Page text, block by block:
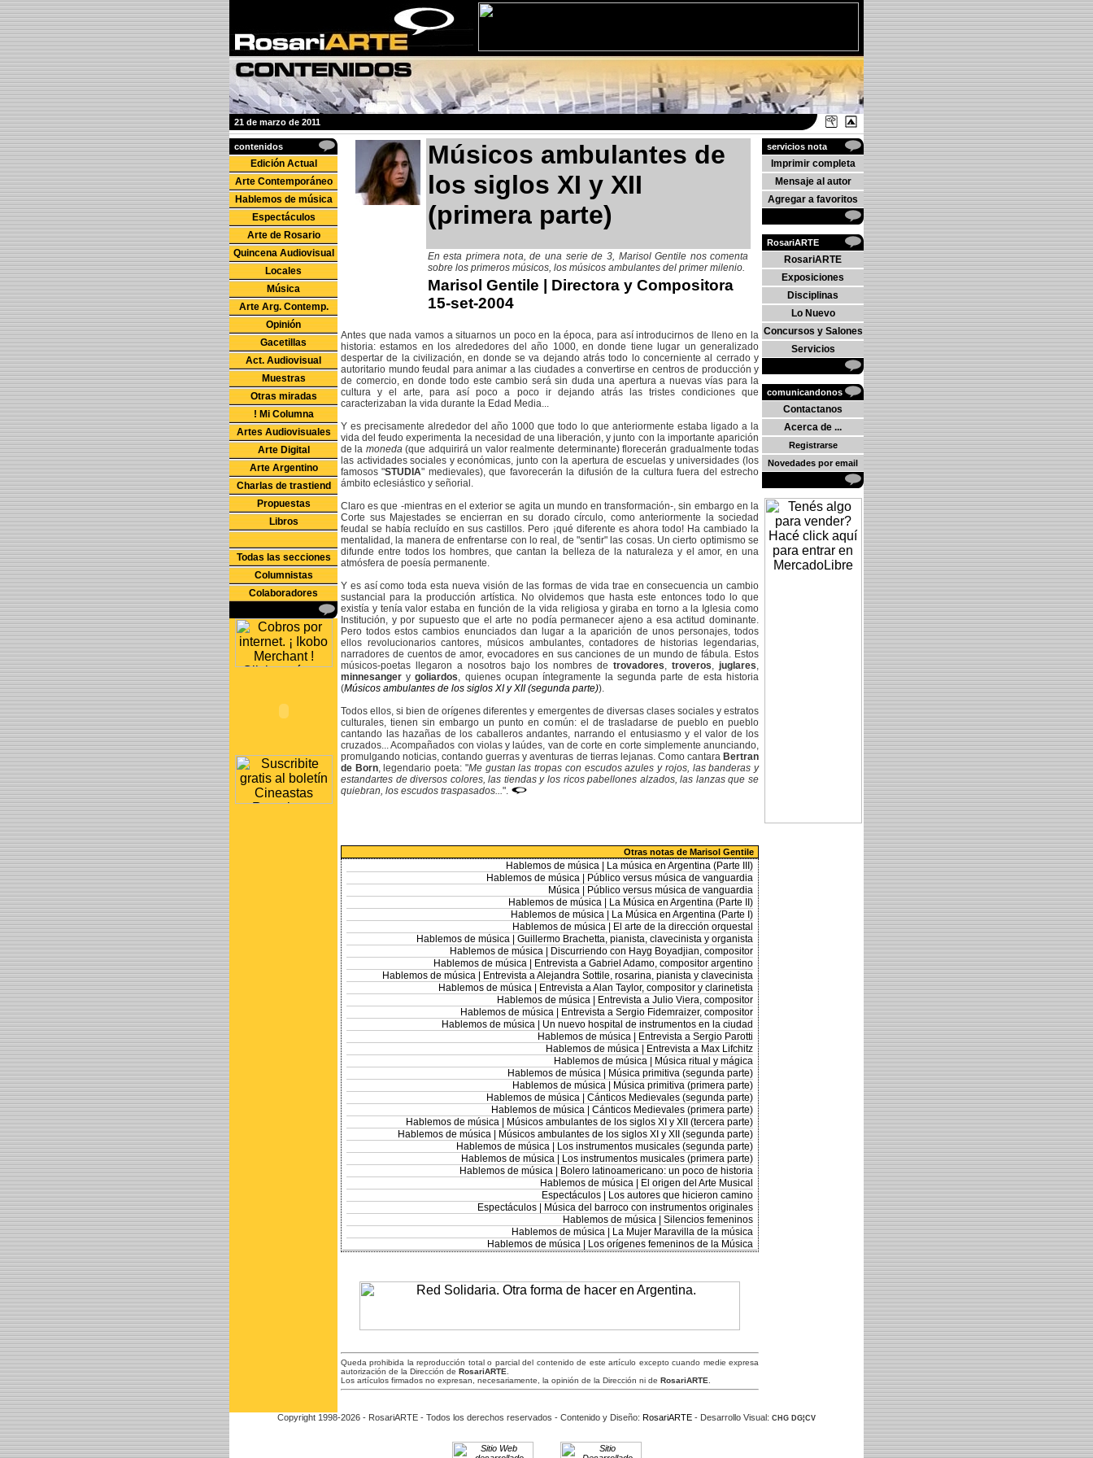
21 de marzo de 2011
contenidos
Edición Actual
Arte Contemporáneo
Hablemos de música
Espectáculos
Arte de Rosario
Quincena Audiovisual
Locales
Música
Arte Arg. Contemp.
Opinión
Gacetillas
Act. Audiovisual
Muestras
Otras miradas
! Mi Columna
Artes Audiovisuales
Arte Digital
Arte Argentino
Charlas de trastiend
Propuestas
Libros
Todas las secciones
Columnistas
Colaboradores
Músicos ambulantes de
los siglos XI y XII
(primera parte)
En esta primera nota, de una serie de 3, Marisol Gentile nos comenta
sobre los primeros músicos, los músicos ambulantes del primer milenio.
Marisol Gentile | Directora y Compositora
15-set-2004
Antes que nada vamos a situarnos un poco en la época, para así introducirnos de lleno en la
historia: estamos en los alrededores del año 1000, en donde tiene lugar un generalizado
despertar de la civilización, en donde se va dejando atrás todo lo concerniente al cerrado y
autoritario mundo feudal para animar a las ciudades a convertirse en centros de producción y
de comercio, en donde todo este cambio será sin duda una apertura a nuevas vías para la
cultura y el arte, para así poco a poco ir dejando atrás las tristes condiciones que
caracterizaban la vida durante la Edad Media...
Y es precisamente alrededor del año 1000 que todo lo que anteriormente estaba ligado a la
vida del feudo experimenta la necesidad de una liberación, y junto con la importante aparición
de la moneda(que adquirirá un valor realmente determinante) florecerán gradualmente todas
las actividades sociales y económicas, junto con la apertura de escuelas y universidades (los
famosos "STUDIA" medievales), que favorecerán la difusión de la cultura fuera del estrecho
ámbito eclesiástico y señorial.
Claro es que -mientras en el exterior se agita un mundo en transformación-, sin embargo en la
Corte sus Majestades se encierran en su dorado círculo, como anteriormente la sociedad
feudal se había recluído en sus castillos. Pero ¡qué diferente es ahora todo! Ha cambiado la
mentalidad, la manera de enfrentarse con lo real, de "sentir" las cosas. Un cierto optimismo se
difunde entre todos los hombres, que cantan la belleza de la naturaleza y el amor, en una
atmósfera de poesía permanente.
Y es así como toda esta nueva visión de las formas de vida trae en consecuencia un cambio
sustancial para la producción artística. No olvidemos que hasta este entonces todo lo que
existía y tenía valor estaba en función de la vida religiosa y giraba en torno a la Iglesia como
Institución, y por supuesto que el arte no podía permanecer ajeno a esa actitud dominante.
Pero todos estos cambios enunciados dan lugar a la aparición de unos personajes, todos
ellos revolucionarios cantores, músicos ambulantes, contadores de historias legendarias,
narradores de cuentos de amor, evocadores en sus canciones de un mundo de fábula. Estos
músicos-poetas llegaron a nosotros bajo los nombres de trovadores, troveros, juglares,
minnesanger ygoliardos, quienes ocupan íntegramente la segunda parte de esta historia
(Músicos ambulantes de los siglos XI y XII (segunda parte)).
Todos ellos, si bien de orígenes diferentes y emergentes de diversas clases sociales y estratos
culturales, tienen sin embargo un punto en común: el de trasladarse de pueblo en pueblo
cantando las hazañas de los caballeros andantes, narrando el entusiasmo y el valor de los
cruzados... Acompañados con violas y laúdes, van de corte en corte simplemente anunciando,
promulgando noticias, contando guerras y aventuras de tierras lejanas. Como cantara Bertran
de Born, legendario poeta: "Me gustan las tropas con escudos azules y rojos, las banderas y
estandartes de diversos colores, las tiendas y los ricos pabellones alzados, las lanzas que se
quiebran, los escudos traspasados...".
Otras notas de Marisol Gentile
Hablemos de música |
La música en Argentina (Parte III)
Hablemos de música |
Público versus música de vanguardia
Música |
Público versus música de vanguardia
Hablemos de música |
La Música en Argentina (Parte II)
Hablemos de música |
La Música en Argentina (Parte I)
Hablemos de música |
El arte de la dirección orquestal
Hablemos de música | Guillermo Brachetta, pianista, clavecinista y organista
Hablemos de música |
Discurriendo con Hayg Boyadjian, compositor
Hablemos de música |
Entrevista a Gabriel Adamo, compositor argentino
Hablemos de música |
Entrevista a Alejandra Sottile, rosarina, pianista y clavecinista
Hablemos de música |
Entrevista a Alan Taylor, compositor y clarinetista
Hablemos de música |
Entrevista a Julio Viera, compositor
Hablemos de música |
Entrevista a Sergio Fidemraizer, compositor
Hablemos de música | Un nuevo hospital de instrumentos en la ciudad
Hablemos de música |
Entrevista a Sergio Parotti
Hablemos de música |
Entrevista a Max Lifchitz
Hablemos de música |
Música ritual y mágica
Hablemos de música |
Música primitiva (segunda parte)
Hablemos de música |
Música primitiva (primera parte)
Hablemos de música | Cánticos Medievales (segunda parte)
Hablemos de música | Cánticos Medievales (primera parte)
Hablemos de música |
Músicos ambulantes de los siglos XI y XII (tercera parte)
Hablemos de música |
Músicos ambulantes de los siglos XI y XII (segunda parte)
Hablemos de música |
Los instrumentos musicales (segunda parte)
Hablemos de música |
Los instrumentos musicales (primera parte)
Hablemos de música |
Bolero latinoamericano: un poco de historia
Hablemos de música |
El origen del Arte Musical
Espectáculos |
Los autores que hicieron camino
Espectáculos |
Música del barroco con instrumentos originales
Hablemos de música | Silencios femeninos
Hablemos de música |
La Mujer Maravilla de la música
Hablemos de música |
Los orígenes femeninos de la Música
Queda prohibida la reproducción total o parcial del contenido de este artículo excepto cuando medie expresa
autorización de la Dirección de RosariARTE
Los artículos firmados no expresan, necesariamente, la opinión de la Dirección ni de RosariARTE
servicios nota
Imprimir completa
Mensaje al autor
Agregar a favoritos
RosariARTE
RosariARTE
Exposiciones
Disciplinas
Lo Nuevo
Concursos y Salones
Servicios
comunicandonos
Contactanos
Acerca de ...
Registrarse
Novedades por email
Copyright 1998-2026 - RosariARTE - Todos los derechos reservados - Contenido y Diseño: RosariARTE - Desarrollo Visual: CHG DG¦CV